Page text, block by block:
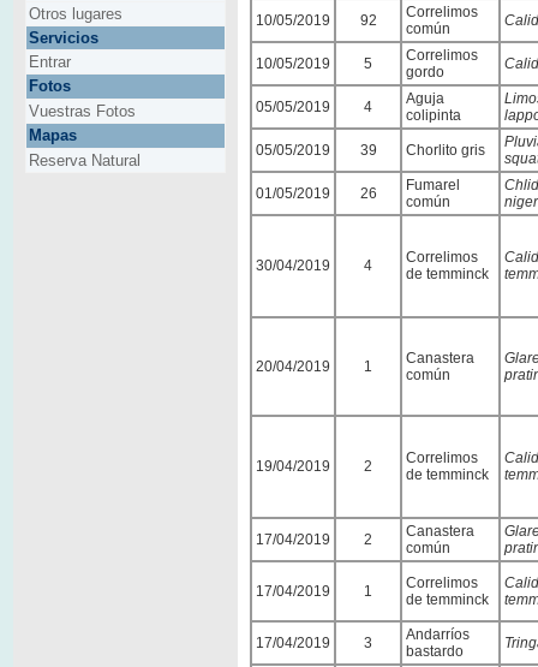
Otros lugares
Servicios
Entrar
Fotos
Vuestras Fotos
Mapas
Reserva Natural
10/05/2019 92
Correlimos
común
10/05/2019 5
Correlimos
gordo
05/05/2019 4
Aguja
colipinta
05/05/2019 39 Chorlito gris
01/05/2019 26
Fumarel
común
niger
30/04/2019 4
Correlimos
de temminck
20/04/2019 1
Canastera
común
19/04/2019 2
Correlimos
de temminck
17/04/2019 2
Canastera
común
17/04/2019 1
Correlimos
de temminck
17/04/2019 3
Andarríos
bastardo